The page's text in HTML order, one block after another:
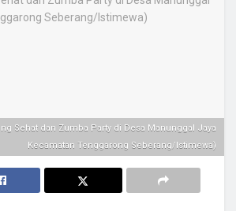
Sehat dan Zumba Party di Desa Manunggal Jaya
Kecamatan Tenggarong Seberang/Istimewa)